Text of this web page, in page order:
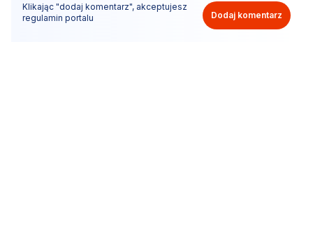
Klikając "dodaj komentarz", akceptujesz
regulamin portalu
Dodaj komentarz